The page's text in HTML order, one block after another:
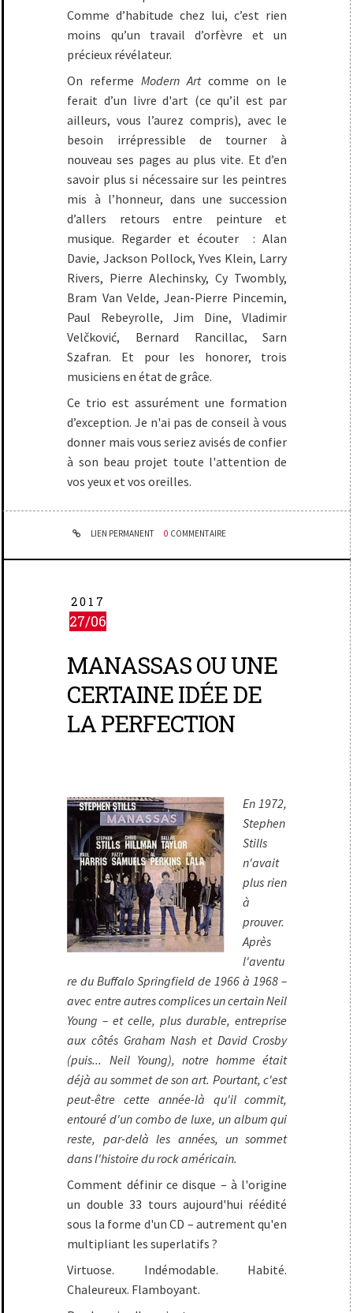
Comme d’habitude chez lui, c’est rien
moins qu’un travail d’orfèvre et un
précieux révélateur.
On refermeModern Artcomme on le
ferait d’un livre d'art (ce qu’il est par
ailleurs, vous l’aurez compris), avec le
besoin irrépressible de tourner à
nouveau ses pages au plus vite. Et d’en
savoir plus si nécessaire sur les peintres
mis à l’honneur, dans une succession
d’allers retours entre peinture et
musique. Regarder et écouter : Alan
Davie, Jackson Pollock, Yves Klein, Larry
Rivers, Pierre Alechinsky, Cy Twombly,
Bram Van Velde, Jean-Pierre Pincemin,
Paul Rebeyrolle, Jim Dine, Vladimir
Velčković, Bernard Rancillac, Sarn
Szafran. Et pour les honorer, trois
musiciens en état de grâce.
Ce trio est assurément une formation
d’exception. Je n'ai pas de conseil à vous
donner mais vous seriez avisés de confier
à son beau projet toute l'attention de
vos yeux et vos oreilles.
LIEN PERMANENT 0 COMMENTAIRE
2017
27/06
MANASSAS OU UNE
CERTAINE IDÉE DE
LA PERFECTION
En 1972,
Stephen
Stills
n'avait
plus rien
à
prouver.
Après
l'aventu
re du Buffalo Springfield de 1966 à 1968 –
avec entre autres complices un certain Neil
Young – et celle, plus durable, entreprise
aux côtés Graham Nash et David Crosby
(puis... Neil Young), notre homme était
déjà au sommet de son art. Pourtant, c'est
peut-être cette année-là qu'il commit,
entouré d'un combo de luxe, un album qui
reste, par-delà les années, un sommet
dans l'histoire du rock américain.
Comment définir ce disque – à l'origine
un double 33 tours aujourd'hui réédité
sous la forme d'un CD – autrement qu'en
multipliant les superlatifs ?
Virtuose. Indémodable. Habité.
Chaleureux. Flamboyant.